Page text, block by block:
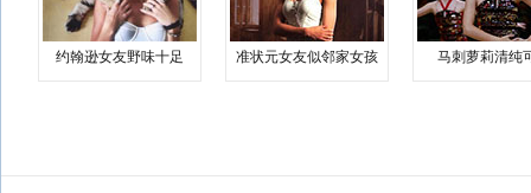
约翰逊女友野味十足 准状元女友似邻家女孩 马刺萝莉清纯